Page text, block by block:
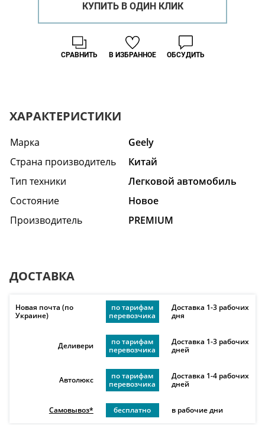
КУПИТЬ В ОДИН КЛИК
В ИЗБРАННОЕ
СРАВНИТЬ ОБСУДИТЬ
ХАРАКТЕРИСТИКИ
Марка
Geely
Страна производитель
Китай
Тип техники
Легковой автомобиль
Состояние
Hовое
Производитель
PREMIUM
ДОСТАВКА
Новая почта (по
Украине)
по тарифам
перевозчика
Доставка 1-3 рабочих
дня
Деливери
по тарифам
перевозчика
Доставка 1-3 рабочих
дней
Автолюкс
по тарифам
перевозчика
Доставка 1-4 рабочих
дней
Самовывоз* бесплатно в рабочие дни